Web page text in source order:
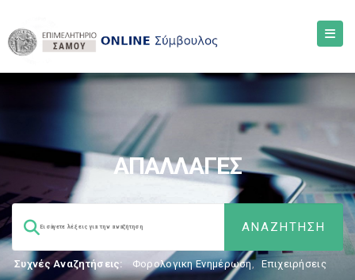
ΑΠΑΛΛΑΓΕΣ
Συχνές Αναζητήσεις: Φορολογικη Ενημέρωση, Επιχειρήσεις